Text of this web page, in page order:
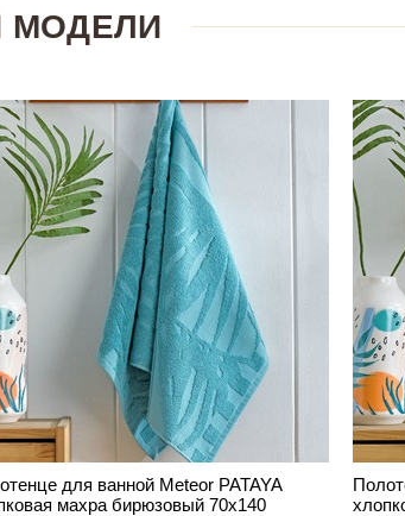
МОДЕЛИ
для ванной Meteor PATAYA
махра бирюзовый 70х140